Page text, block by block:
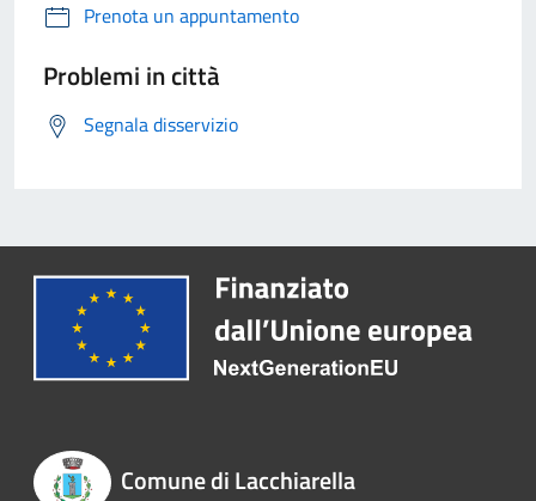
Prenota un appuntamento
Problemi in città
Segnala disservizio
Comune di Lacchiarella